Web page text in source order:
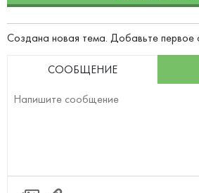
Создана новая тема. Добавьте
СООБЩЕНИЕ